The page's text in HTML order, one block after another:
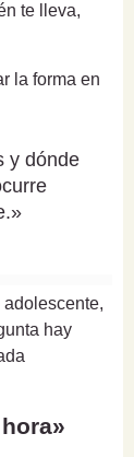
te lleva,
la forma en
y dónde
hay